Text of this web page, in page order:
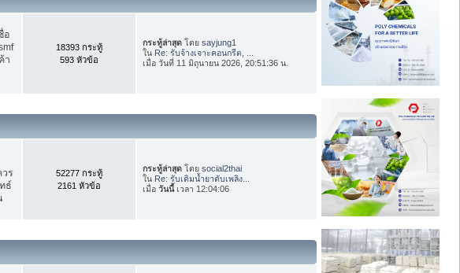
อ
า
18393 กระทู้
593 หัวข้อ
กระทู้ล่าสุด โดยsayjung1
ใน Re: รับจ้างเจาะคอนกรีต, ...
เมื่อ วันที่ 11 มิถุนายน 2026, 20:51:36 น.
ร
ธ์
52277 กระทู้
2161 หัวข้อ
กระทู้ล่าสุด โดยsocial2thai
ใน Re: รับเติมน้ำยาดับเพลิง...
เมื่อวันนี้เวลา 12:04:06